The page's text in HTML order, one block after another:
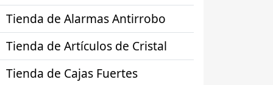
Tienda de Alarmas Antirrobo
Tienda de Artículos de Cristal
Tienda de Cajas Fuertes